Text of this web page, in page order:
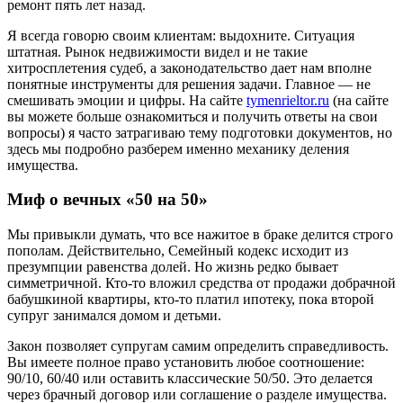
ремонт пять лет назад.
Я всегда говорю своим клиентам: выдохните. Ситуация
штатная. Рынок недвижимости видел и не такие
хитросплетения судеб, а законодательство дает нам вполне
понятные инструменты для решения задачи. Главное — не
смешивать эмоции и цифры. На сайте tymenrieltor.ru (на сайте
вы можете больше ознакомиться и получить ответы на свои
вопросы) я часто затрагиваю тему подготовки документов, но
здесь мы подробно разберем именно механику деления
имущества.
Миф о вечных «50 на 50»
Мы привыкли думать, что все нажитое в браке делится строго
пополам. Действительно, Семейный кодекс исходит из
презумпции равенства долей. Но жизнь редко бывает
симметричной. Кто-то вложил средства от продажи добрачной
бабушкиной квартиры, кто-то платил ипотеку, пока второй
супруг занимался домом и детьми.
Закон позволяет супругам самим определить справедливость.
Вы имеете полное право установить любое соотношение:
90/10, 60/40 или оставить классические 50/50. Это делается
через брачный договор или соглашение о разделе имущества.